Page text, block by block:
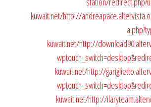
kuwait.net/http://
kuwait.net/http://
kuwait.net/http://
kuwait.net/http://